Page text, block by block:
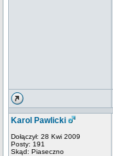
Karol Pawlicki
Dołączył: 28 Kwi 2009
Posty: 191
Skąd: Piaseczno